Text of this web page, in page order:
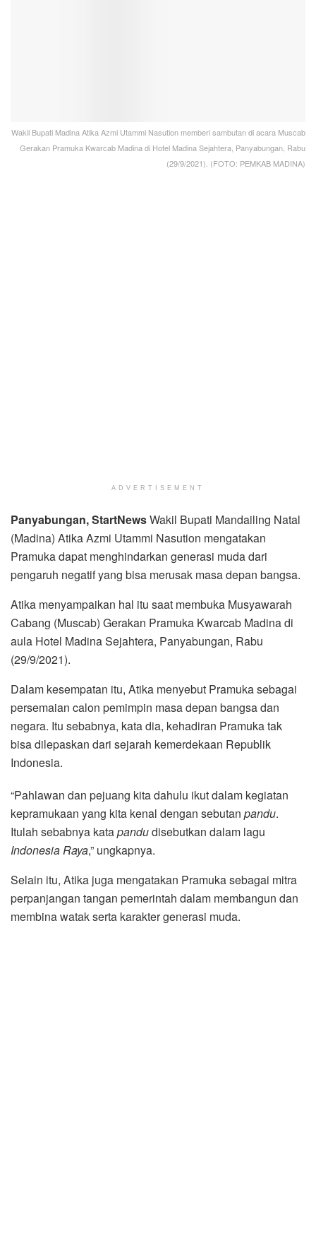
Wakil Bupati Madina Atika Azmi Utammi Nasution memberi sambutan di acara Muscab
Gerakan Pramuka Kwarcab Madina di Hotel Madina Sejahtera, Panyabungan, Rabu
(29/9/2021). (FOTO: PEMKAB MADINA)
ADVERTISEMENT
Panyabungan, StartNewsWakil Bupati Mandailing Natal
(Madina) Atika Azmi Utammi Nasution mengatakan
Pramuka dapat menghindarkan generasi muda dari
pengaruh negatif yang bisa merusak masa depan bangsa.
Atika menyampaikan hal itu saat membuka Musyawarah
Cabang (Muscab) Gerakan Pramuka Kwarcab Madina di
aula Hotel Madina Sejahtera, Panyabungan, Rabu
(29/9/2021).
Dalam kesempatan itu, Atika menyebut Pramuka sebagai
persemaian calon pemimpin masa depan bangsa dan
negara. Itu sebabnya, kata dia, kehadiran Pramuka tak
bisa dilepaskan dari sejarah kemerdekaan Republik
Indonesia.
“Pahlawan dan pejuang kita dahulu ikut dalam kegiatan
kepramukaan yang kita kenal dengan sebutan pandu.
Itulah sebabnya katapandudisebutkan dalam lagu
Indonesia Raya,” ungkapnya.
Selain itu, Atika juga mengatakan Pramuka sebagai mitra
perpanjangan tangan pemerintah dalam membangun dan
membina watak serta karakter generasi muda.